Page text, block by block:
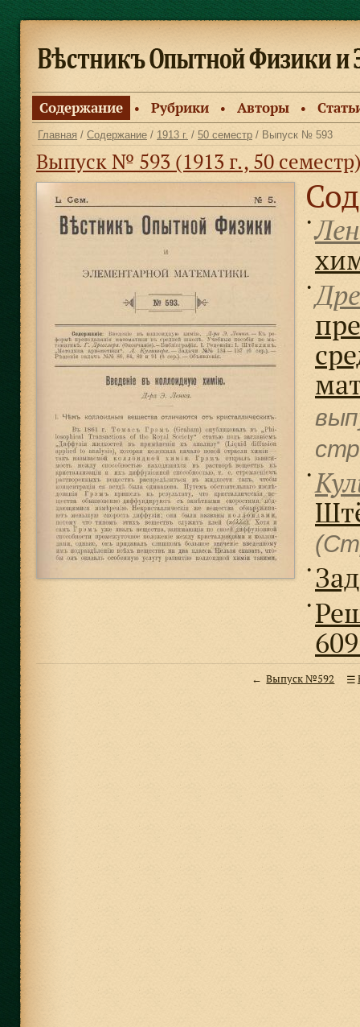
Содержание ● Рубрики ● Авторы ●
Главная / Содержание / 1913 г. / 50 семестр / Выпуск № 593
Выпуск № 593 (1913 г., 50
●
●
●
●
●
Выпуск №592